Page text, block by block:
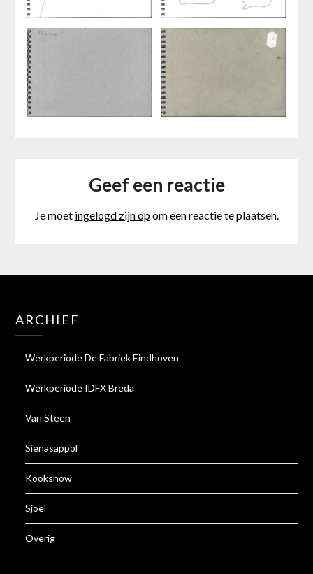
Geef een reactie
Je moet ingelogd zijn opom een reactie te plaatsen.
ARCHIEF
Werkperiode De Fabriek Eindhoven
Werkperiode IDFX Breda
Van Steen
Sienasappol
Kookshow
Sjoel
Overig